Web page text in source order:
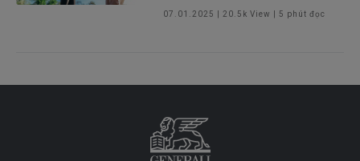
07.01.2025 |20.5k View |5 phút đọc